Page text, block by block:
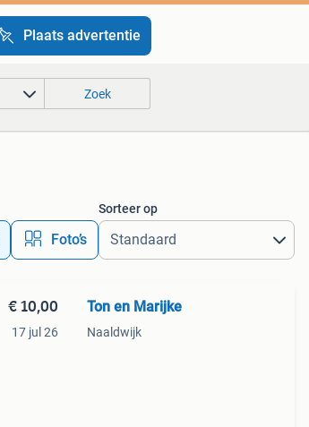
Plaats advertentie
Zoek
Foto’s
Sorteer op
€ 10,00
17 jul 26
Ton en Marijke
Naaldwijk